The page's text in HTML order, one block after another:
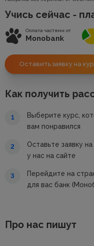
Учись сейчас -
Оплата частями от
Monobank
Оставить заявку на
Как получить
1
Выберите курс,
вам понравился
2
Оставьте заявку
у нас на сайте
3
Перейдите на
для вас банк
Про нас пишут